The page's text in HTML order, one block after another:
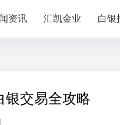
资讯 汇凯金业 白银
银交易全攻略